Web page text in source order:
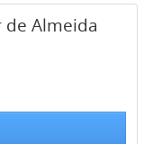
Almeida